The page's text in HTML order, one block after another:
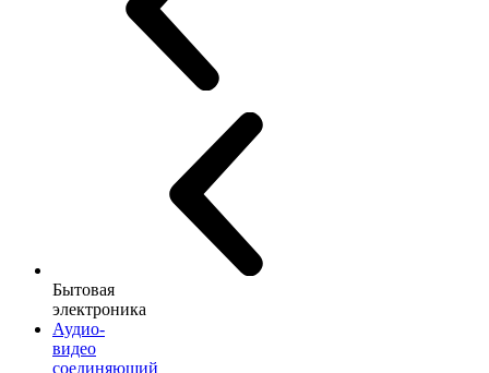
Бытовая
электроника
Аудио-
видео
соединяющий